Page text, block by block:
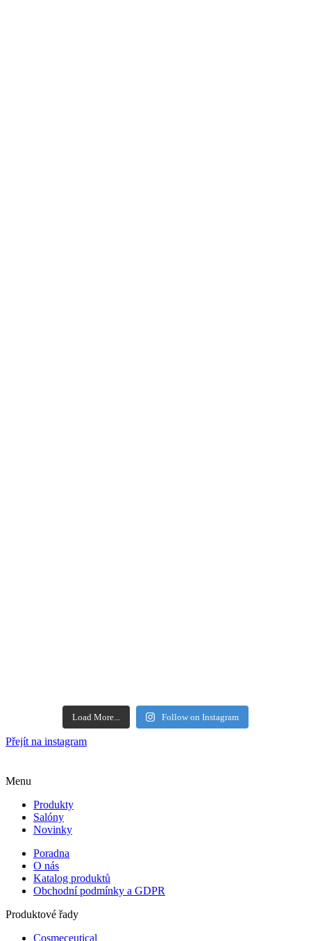
Load More... Follow on Instagram
Přejít na instagram
Menu
Produkty
Salóny
Novinky
Poradna
O nás
Katalog produktů
Obchodní podmínky a GDPR
Produktové řady
Cosmeceutical